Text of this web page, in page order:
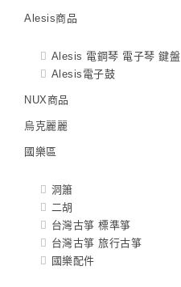
Alesis商品
Alesis 電鋼琴 電子琴 鍵盤
Alesis電子鼓
NUX商品
烏克麗麗
國樂區
洞簫
二胡
台灣古箏 標準箏
台灣古箏 旅行古箏
國樂配件